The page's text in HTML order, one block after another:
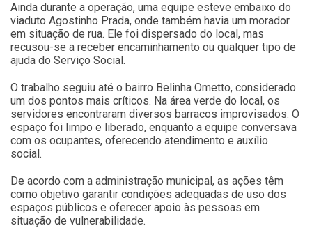
Ainda durante a operação, uma equipe esteve embaixo do
viaduto Agostinho Prada, onde também havia um morador
em situação de rua. Ele foi dispersado do local, mas
recusou-se a receber encaminhamento ou qualquer tipo de
ajuda do Serviço Social.
O trabalho seguiu até o bairro Belinha Ometto, considerado
um dos pontos mais críticos. Na área verde do local, os
servidores encontraram diversos barracos improvisados. O
espaço foi limpo e liberado, enquanto a equipe conversava
com os ocupantes, oferecendo atendimento e auxílio
social.
De acordo com a administração municipal, as ações têm
como objetivo garantir condições adequadas de uso dos
espaços públicos e oferecer apoio às pessoas em
situação de vulnerabilidade.